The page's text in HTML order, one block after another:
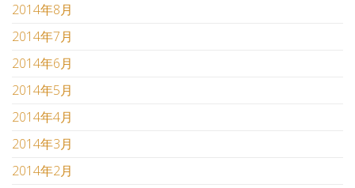
2014年8月
2014年7月
2014年6月
2014年5月
2014年4月
2014年3月
2014年2月